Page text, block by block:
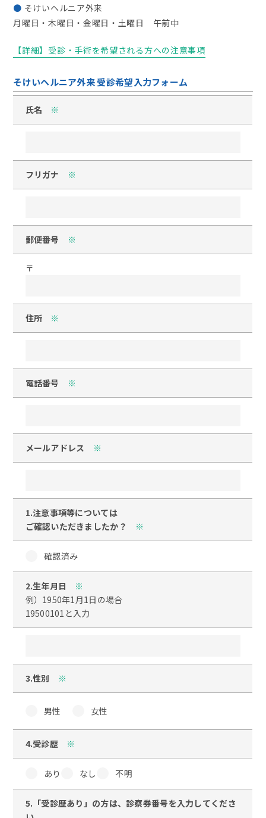
そけいヘルニア外来
月曜日・木曜日・金曜日・土曜日 午前中
【詳細】受診・手術を希望される方への注意事項
そけいヘルニア外来 受診希望入力フォーム
氏名 ※
フリガナ ※
郵便番号 ※
〒
住所 ※
電話番号 ※
メールアドレス ※
1.注意事項等については
ご確認いただきましたか？
※
確認済み
2.生年月日
※
例）1950年1月1日の場合
19500101と入力
3.性別 ※
男性 女性
4.受診歴 ※
あり なし 不明
5.「受診歴あり」の方は、診察券番号を入力してくださ